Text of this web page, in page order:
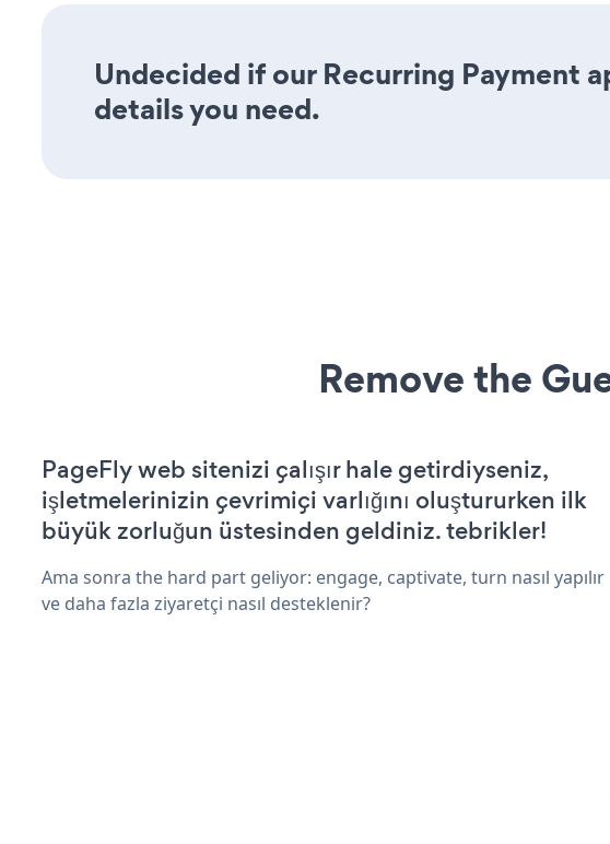
Undecided if our Recurring Payment
details you need.
Remove the
PageFly web sitenizi çalışır hale getirdiyseniz,
işletmelerinizin çevrimiçi varlığını oluştururken ilk
büyük zorluğun üstesinden geldiniz. tebrikler!
Ama sonra the hard part geliyor: engage, captivate, turn nasıl yapılır
ve daha fazla ziyaretçi nasıl desteklenir?